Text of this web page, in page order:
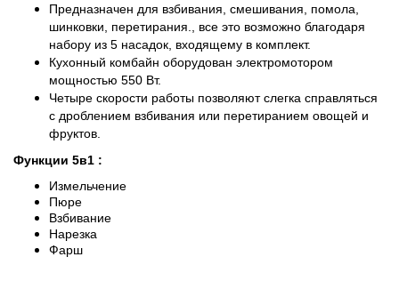
Предназначен для взбивания, смешивания, помола,
шинковки, перетирания., все это возможно благодаря
набору из 5 насадок, входящему в комплект.
Кухонный комбайн оборудован электромотором
мощностью 550 Вт.
Четыре скорости работы позволяют слегка справляться
с дроблением взбивания или перетиранием овощей и
фруктов.
Функции 5в1 :
Измельчение
Пюре
Взбивание
Нарезка
Фарш